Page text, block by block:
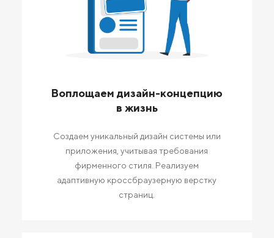
Воплощаем дизайн-концепцию
в жизнь
Создаем уникальный дизайн системы или
приложения, учитывая требования
фирменного стиля. Реализуем
адаптивную кроссбраузерную верстку
страниц.